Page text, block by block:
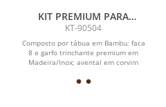
KIT PREMIUM PARA
CHURRASCO - 4 PÇS
KT-90504
Composto por tábua em Bambu; faca
8 e garfo trinchante premium em
Madeira/Inox; avental em corvim